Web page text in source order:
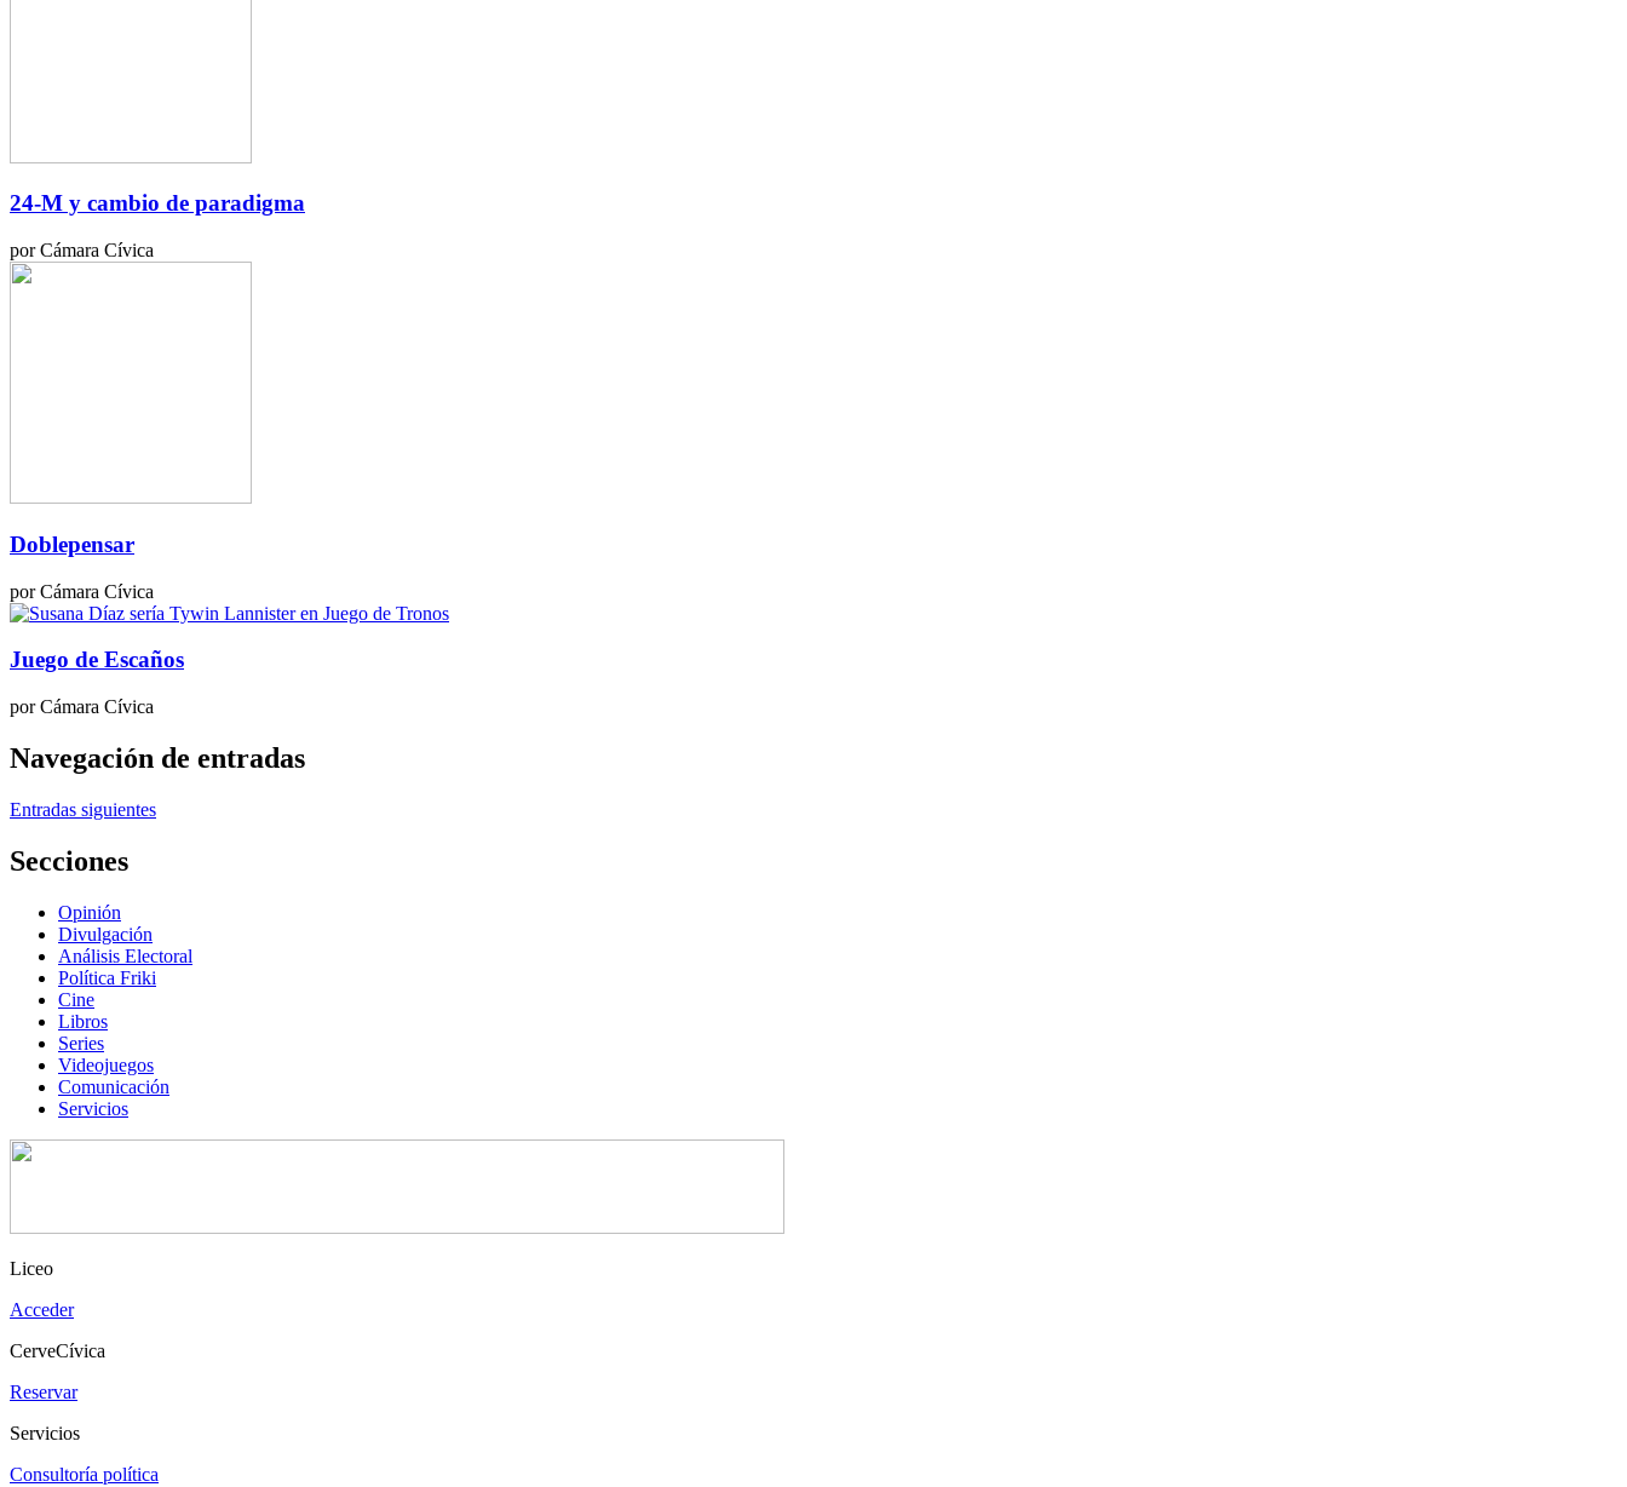
24-M y cambio de paradigma
por Cámara Cívica
Doblepensar
por Cámara Cívica
Juego de Escaños
por Cámara Cívica
Navegación de entradas
Entradas siguientes
Secciones
Opinión
Divulgación
Análisis Electoral
Política Friki
Cine
Libros
Series
Videojuegos
Comunicación
Servicios
Liceo
Acceder
CerveCívica
Reservar
Servicios
Consultoría política